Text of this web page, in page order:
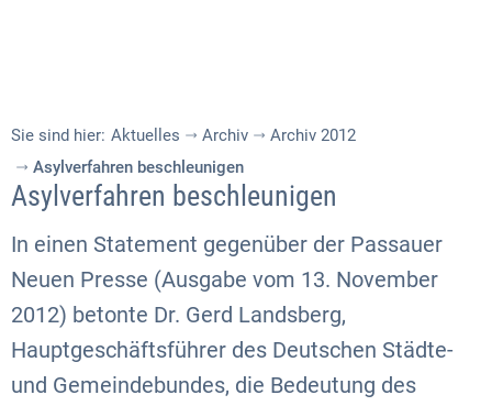
Sie sind hier: Aktuelles Archiv
Archiv 2012
Asylverfahren beschleunigen
Asylverfahren beschleunigen
In einen Statement gegenüber der Passauer
Neuen Presse (Ausgabe vom 13. November
2012) betonte Dr. Gerd Landsberg,
Hauptgeschäftsführer des Deutschen Städte-
und Gemeindebundes, die Bedeutung des